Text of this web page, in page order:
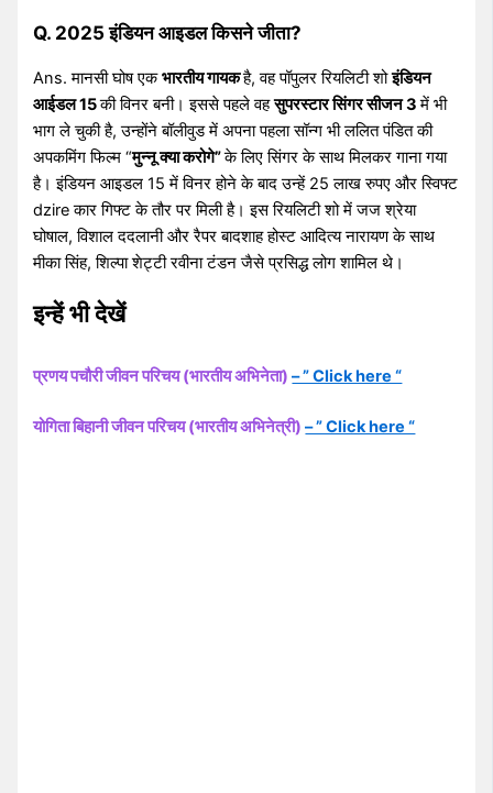
Q. 2025 इंडियन आइडल किसने जीता?
Ans. मानसी घोष एकभारतीय गायकहै, वह पॉपुलर रियलिटी शोइंडियन
आईडल 15की विनर बनी। इससे पहले वहसुपरस्टार सिंगर सीजन 3में भी
भाग ले चुकी है, उन्होंने बॉलीवुड में अपना पहला सॉन्ग भी ललित पंडित की
अपकमिंग फिल्म “मुन्नू क्या करोगे”के लिए सिंगर के साथ मिलकर गाना गया
है। इंडियन आइडल 15 में विनर होने के बाद उन्हें 25 लाख रुपए और स्विफ्ट
dzire कार गिफ्ट के तौर पर मिली है। इस रियलिटी शो में जज श्रेया
घोषाल, विशाल ददलानी और रैपर बादशाह होस्ट आदित्य नारायण के साथ
मीका सिंह, शिल्पा शेट्टी रवीना टंडन जैसे प्रसिद्ध लोग शामिल थे।
इन्हें भी देखें
प्रणय पचौरी जीवन परिचय (भारतीय अभिनेता)– ” Click here “
योगिता बिहानी जीवन परिचय (भारतीय अभिनेत्री)– ” Click here “